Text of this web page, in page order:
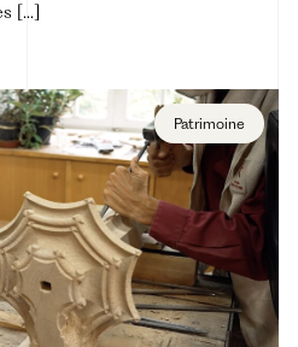
[…]
Patrimoine